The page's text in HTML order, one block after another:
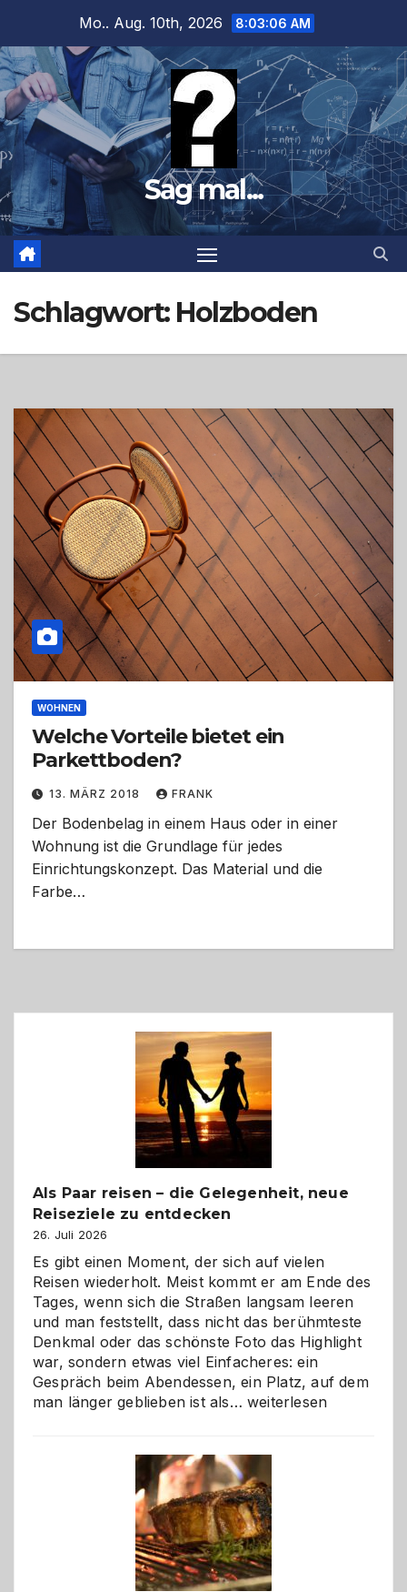
springen
Mo.. Aug. 10th, 2026 8:03:07 AM
Sag mal...
Schlagwort: Holzboden
WOHNEN
Welche Vorteile bietet ein
Parkettboden?
13. MÄRZ 2018 FRANK
Der Bodenbelag in einem Haus oder in einer
Wohnung ist die Grundlage für jedes
Einrichtungskonzept. Das Material und die
Farbe…
Als Paar reisen – die Gelegenheit, neue
Reiseziele zu entdecken
26. Juli 2026
Es gibt einen Moment, der sich auf vielen
Reisen wiederholt. Meist kommt er am Ende des
Tages, wenn sich die Straßen langsam leeren
und man feststellt, dass nicht das berühmteste
Denkmal oder das schönste Foto das Highlight
war, sondern etwas viel Einfacheres: ein
Gespräch beim Abendessen, ein Platz, auf dem
man länger geblieben ist als… Als
–
die
Gelegenheit,
neue
Reiseziele
zu
entdecken
weiterlesen